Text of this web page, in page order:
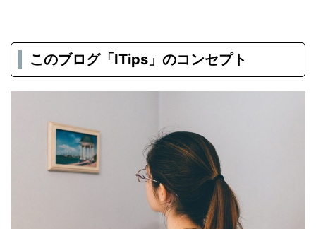
このブログ「ITips」のコンセプト